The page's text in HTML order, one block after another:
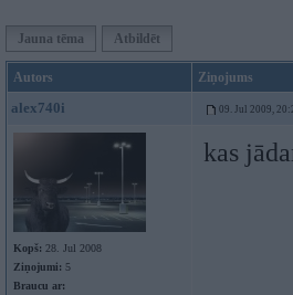
Jauna tēma Atbildēt
Autors Ziņojums
alex740i 09. Jul 2009,
Kopš: 28. Jul 2008
Ziņojumi: 5
Braucu ar:
kas